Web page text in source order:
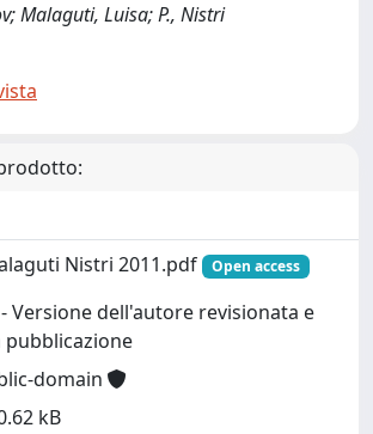
Malaguti, Luisa; P., Nistri
Nistri 2011.pdf
Open access
Versione dell'autore revisionata e
pubblicazione
domain
kB